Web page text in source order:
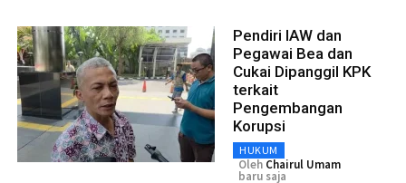
Pendiri IAW dan
Pegawai Bea dan
Cukai Dipanggil KPK
terkait
Pengembangan
Korupsi
HUKUM
Oleh Chairul Umam
baru saja